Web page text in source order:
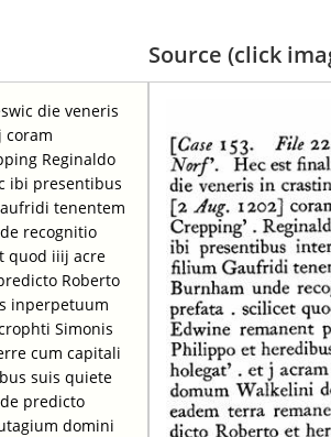
die veneris
coram
Reginaldo
ibi presentibus
tenentem
recognitio
quod iiij acre
Roberto
inperpetuum
Simonis
cum capitali
suis quiete
predicto
domini
Source (click